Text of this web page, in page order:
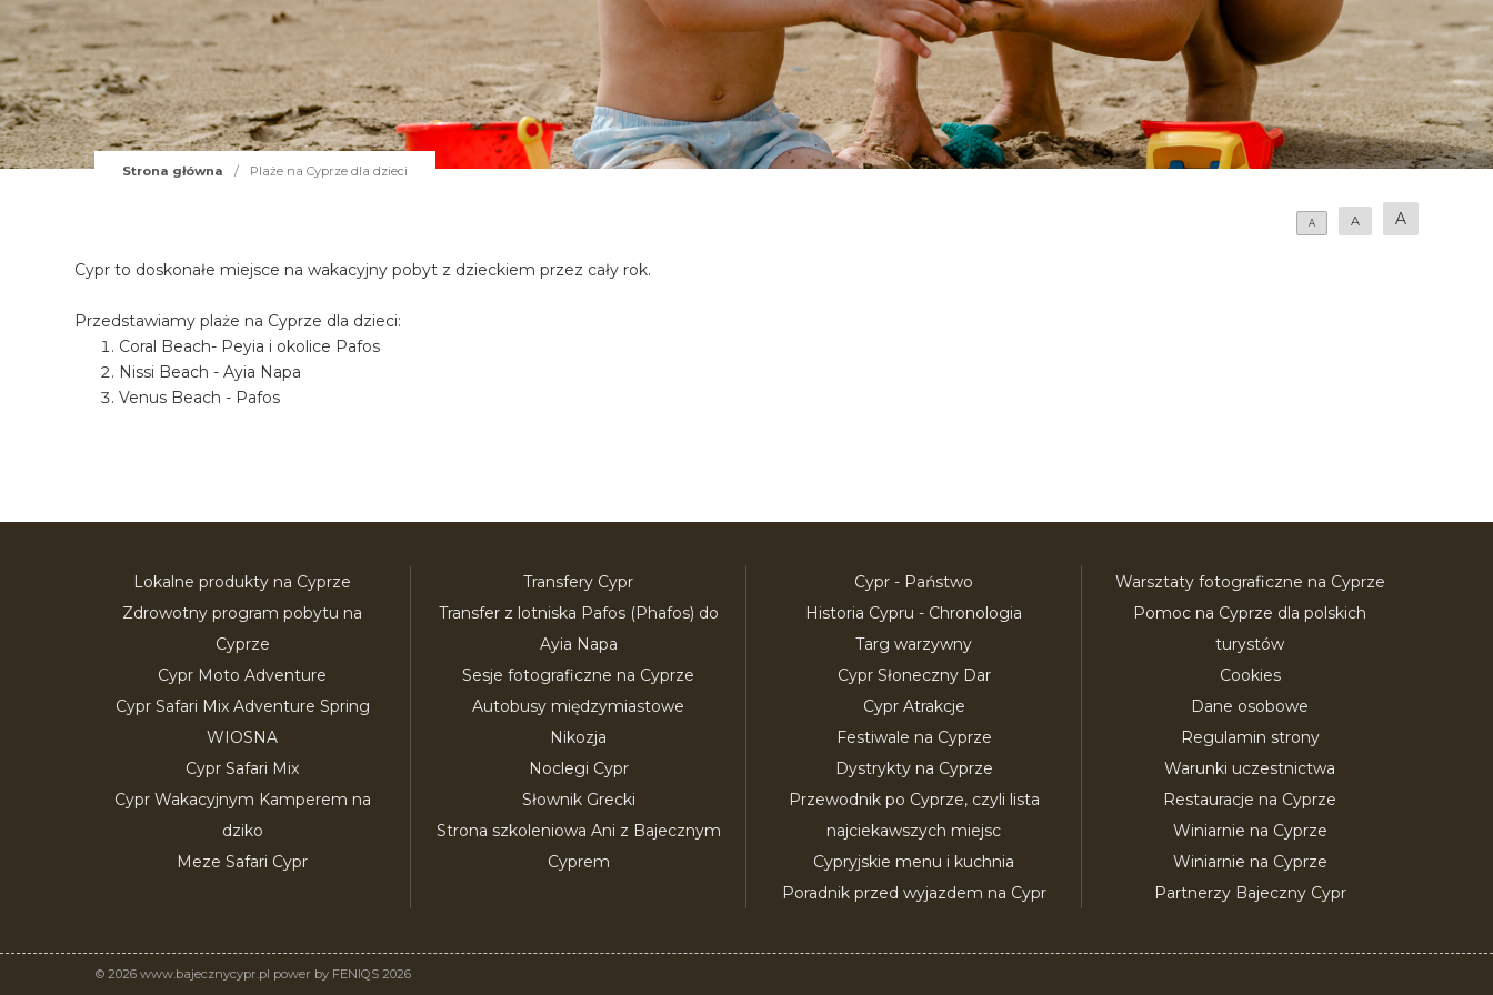
Strona główna / Plaże na Cyprze dla dzieci
A A A
Cypr to doskonałe miejsce na wakacyjny pobyt z dzieckiem przez cały rok.
Przedstawiamy plaże na Cyprze dla dzieci:
Coral Beach- Peyia i okolice Pafos
Nissi Beach - Ayia Napa
Venus Beach - Pafos
Lokalne produkty na Cyprze
Zdrowotny program pobytu na
Cyprze
Cypr Moto Adventure
Cypr Safari Mix Adventure Spring
WIOSNA
Cypr Safari Mix
Cypr Wakacyjnym Kamperem na
dziko
Meze Safari Cypr
Transfery Cypr
Transfer z lotniska Pafos (Phafos) do
Ayia Napa
Sesje fotograficzne na Cyprze
Autobusy międzymiastowe
Nikozja
Noclegi Cypr
Słownik Grecki
Strona szkoleniowa Ani z Bajecznym
Cyprem
Cypr - Państwo
Historia Cypru - Chronologia
Targ warzywny
Cypr Słoneczny Dar
Cypr Atrakcje
Festiwale na Cyprze
Dystrykty na Cyprze
Przewodnik po Cyprze, czyli lista
najciekawszych miejsc
Cypryjskie menu i kuchnia
Poradnik przed wyjazdem na Cypr
Warsztaty fotograficzne na Cyprze
Pomoc na Cyprze dla polskich
turystów
Cookies
Dane osobowe
Regulamin strony
Warunki uczestnictwa
Restauracje na Cyprze
Winiarnie na Cyprze
Winiarnie na Cyprze
Partnerzy Bajeczny Cypr
© 2026 www.bajecznycypr.pl power by FENIQS 2026